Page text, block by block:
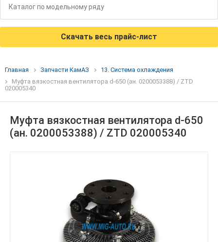
Каталог по модельному ряду
Скачать весь прайс-лист
Главная Запчасти КамАЗ
13. Система охлаждения
Муфта вязкостная вентилятора d-650 (ан. 0200053388) / ZTD
020005340
Муфта вязкостная вентилятора d-650
(ан. 0200053388) / ZTD 020005340